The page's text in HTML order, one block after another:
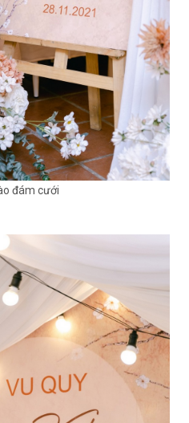
đám cưới